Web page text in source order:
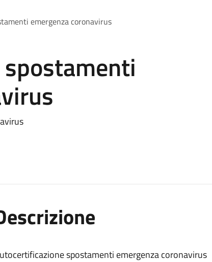
emergenza coronavirus
spostamenti emergenza coronavirus